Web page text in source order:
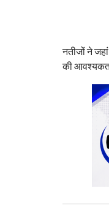
नतीजों ने
की आवश्यकता